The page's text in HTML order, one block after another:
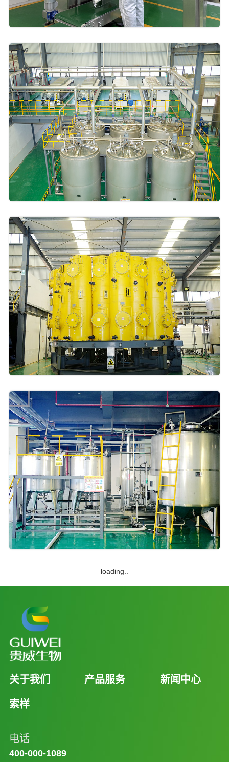
loading..
关于我们 产品服务 新闻中心
索样
电话
400-000-1089